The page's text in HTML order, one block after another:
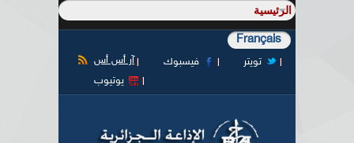
Français
آر أس أس فيسبوك
تويتر
يوتيوب